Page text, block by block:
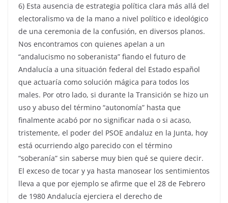
6) Esta ausencia de estrategia política clara más allá del
electoralismo va de la mano a nivel político e ideológico
de una ceremonia de la confusión, en diversos planos.
Nos encontramos con quienes apelan a un
“andalucismo no soberanista” fiando el futuro de
Andalucía a una situación federal del Estado español
que actuaría como solución mágica para todos los
males. Por otro lado, si durante la Transición se hizo un
uso y abuso del término “autonomía” hasta que
finalmente acabó por no significar nada o si acaso,
tristemente, el poder del PSOE andaluz en la Junta, hoy
está ocurriendo algo parecido con el término
“soberanía” sin saberse muy bien qué se quiere decir.
El exceso de tocar y ya hasta manosear los sentimientos
lleva a que por ejemplo se afirme que el 28 de Febrero
de 1980 Andalucía ejerciera el derecho de